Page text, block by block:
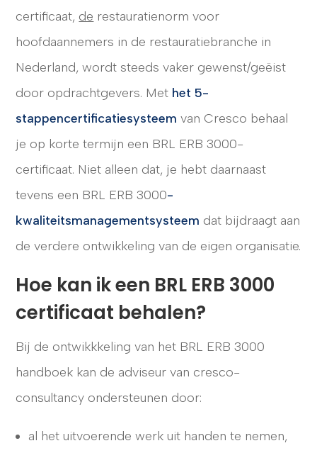
certificaat, de restauratienorm voor
hoofdaannemers in de restauratiebranche in
Nederland, wordt steeds vaker gewenst/geëist
door opdrachtgevers. Met het 5-
stappencertificatiesysteem van Cresco behaal
je op korte termijn een BRL ERB 3000-
certificaat. Niet alleen dat, je hebt daarnaast
tevens een BRL ERB 3000-
kwaliteitsmanagementsysteem dat bijdraagt aan
de verdere ontwikkeling van de eigen organisatie.
Hoe kan ik een BRL ERB 3000
certificaat behalen?
Bij de ontwikkkeling van het BRL ERB 3000
handboek kan de adviseur van cresco-
consultancy ondersteunen door:
al het uitvoerende werk uit handen te nemen,